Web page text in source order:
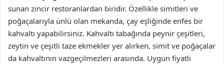
sunan zincir restoranlardan biridir. Özellikle simitleri ve
poğaçalarıyla ünlü olan mekanda, çay eşliğinde enfes bir
kahvaltı yapabilirsiniz. Kahvaltı tabağında peynir çeşitleri,
zeytin ve çeşitli taze ekmekler yer alırken, simit ve poğaçalar
da kahvaltının vazgeçilmezleri arasında. Uygun fiyatlı